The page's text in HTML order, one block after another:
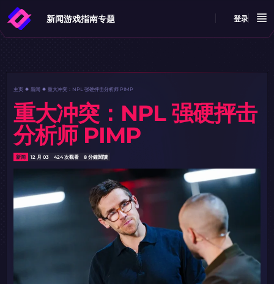
新闻游戏指南专题 登录
主页 新闻 重大冲突：NPL 强硬抨击分析师 PIMP
重大冲突：NPL 强硬抨击
分析师 PIMP
新闻 12 月 03 424 次觀看 8 分鐘閱讀